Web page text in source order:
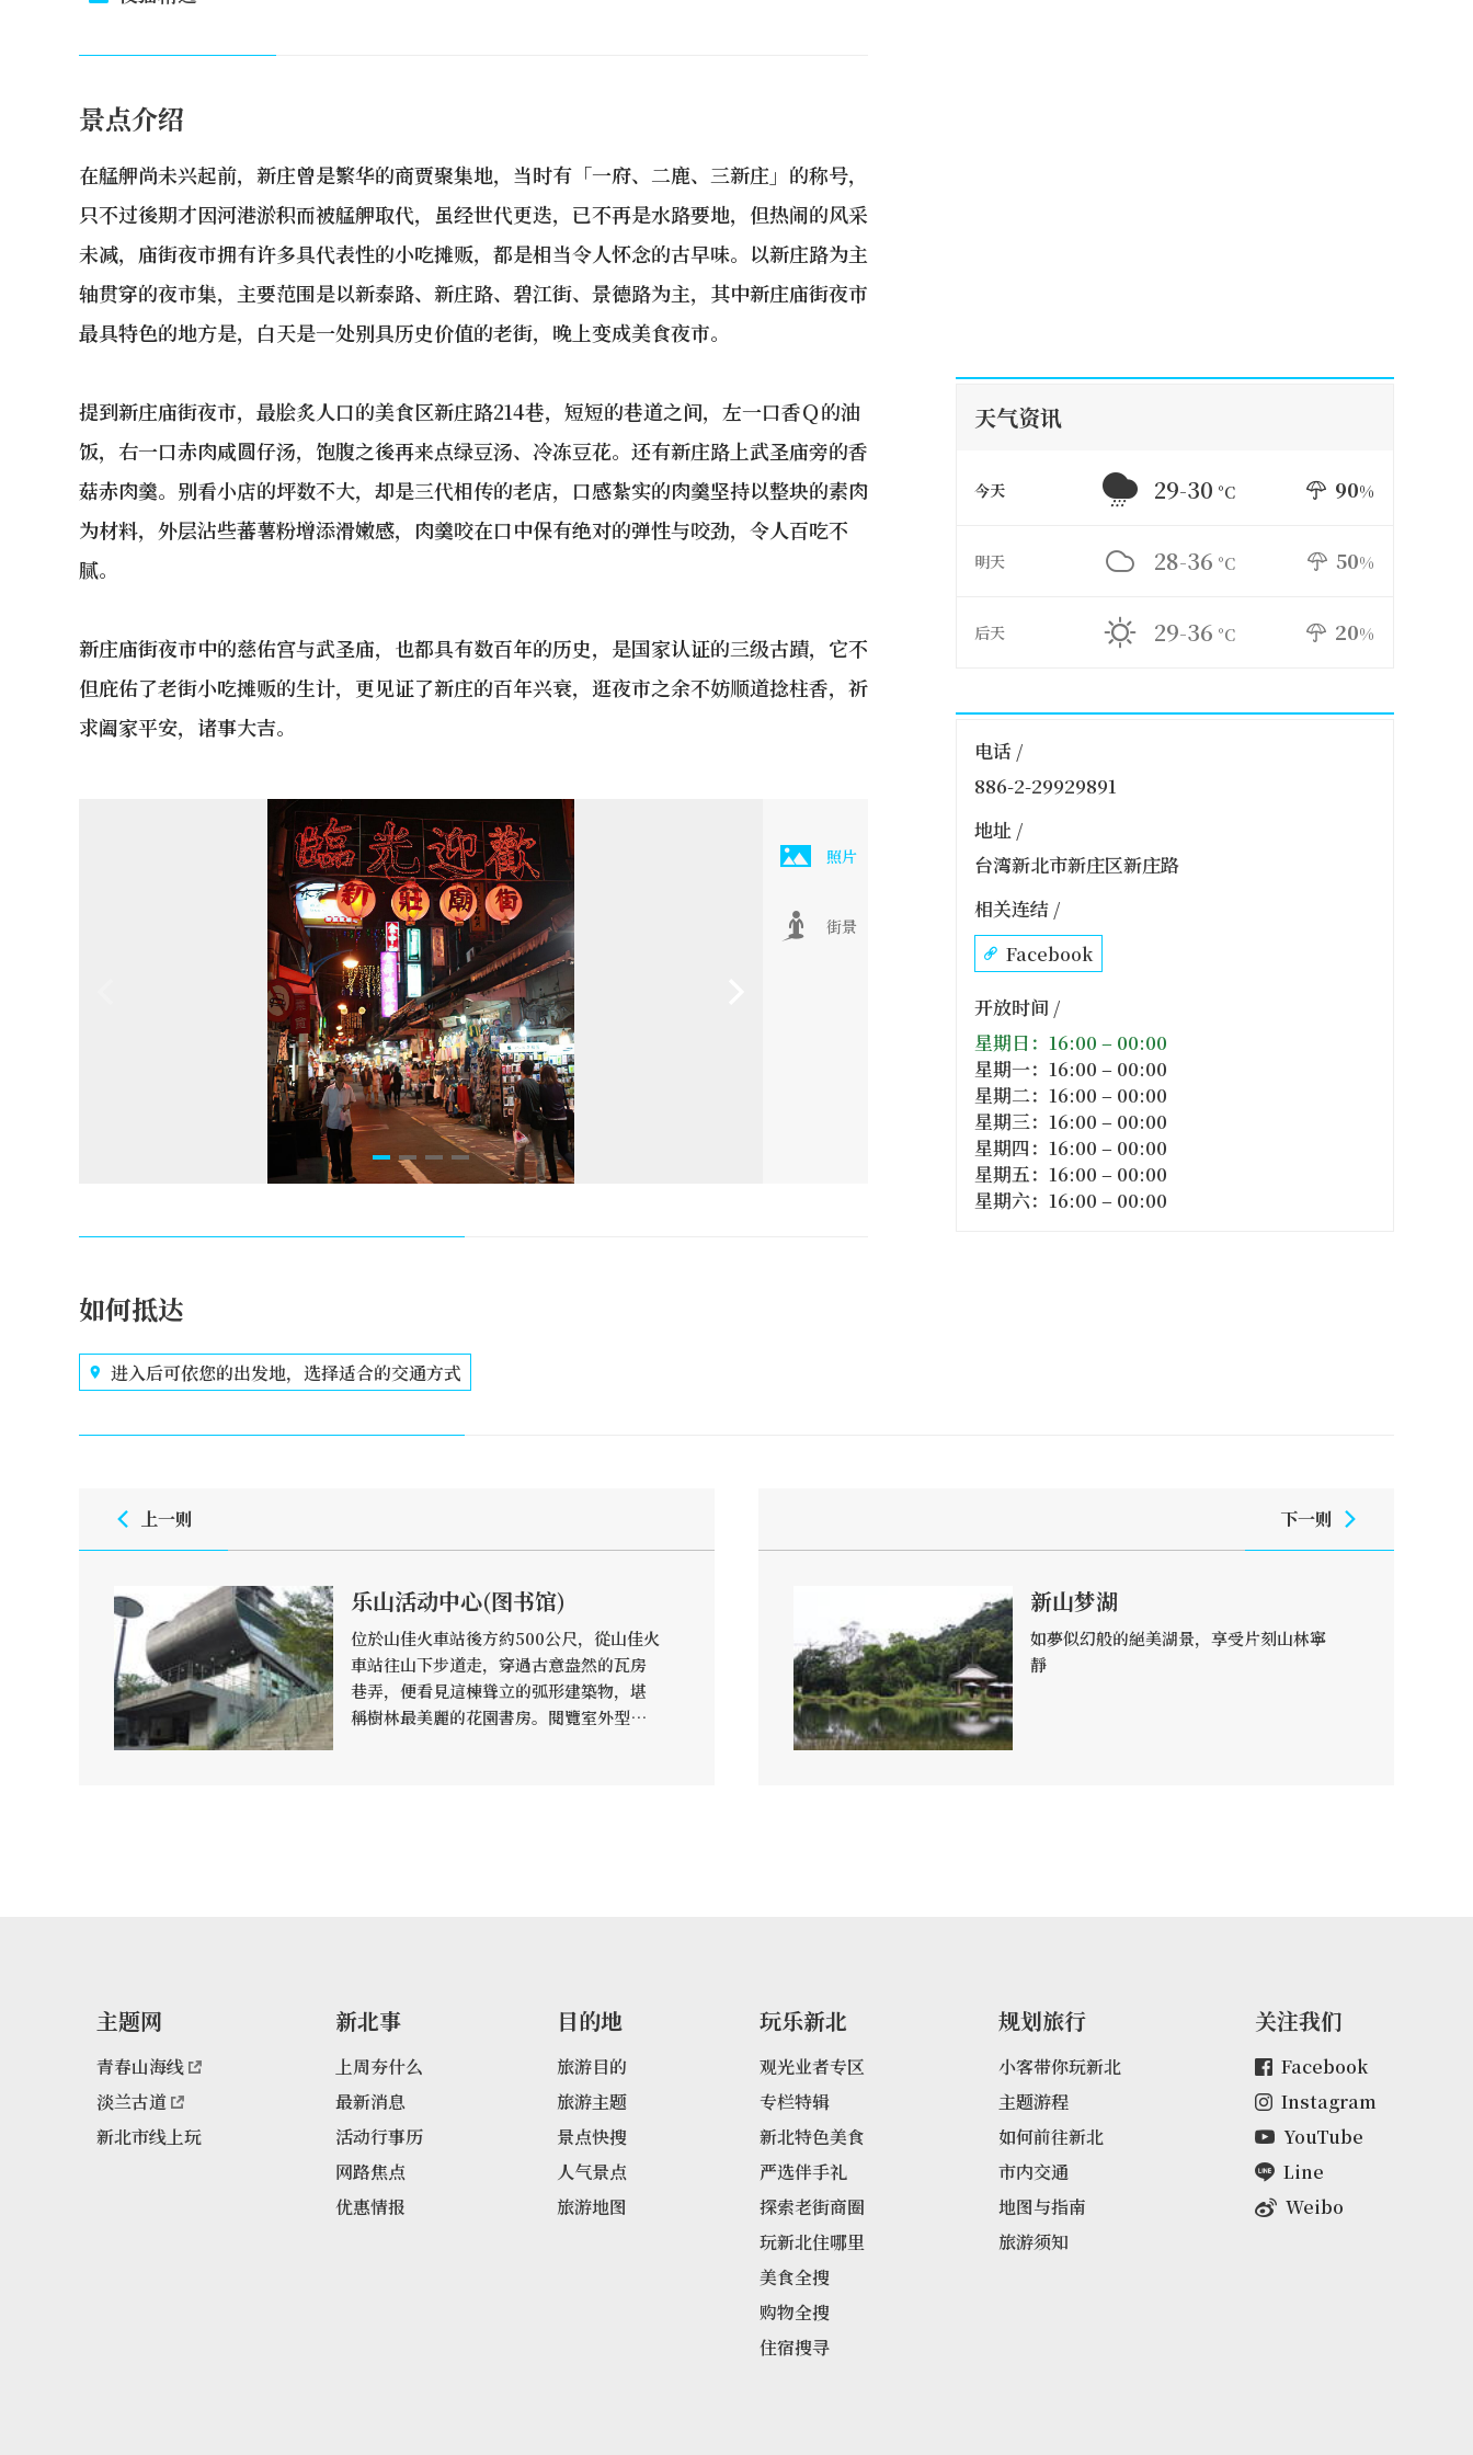
景点介绍
在艋舺尚未兴起前，新庄曾是繁华的商贾聚集地，当时有「一府、二鹿、三新庄」的称号，
只不过後期才因河港淤积而被艋舺取代，虽经世代更迭，已不再是水路要地，但热闹的风采
未减，庙街夜市拥有许多具代表性的小吃摊贩，都是相当令人怀念的古早味。以新庄路为主
轴贯穿的夜市集，主要范围是以新泰路、新庄路、碧江街、景德路为主，其中新庄庙街夜市
最具特色的地方是，白天是一处别具历史价值的老街，晚上变成美食夜市。
提到新庄庙街夜市，最脍炙人口的美食区新庄路214巷，短短的巷道之间，左一口香Ｑ的油
饭，右一口赤肉咸圆仔汤，饱腹之後再来点绿豆汤、冷冻豆花。还有新庄路上武圣庙旁的香
菇赤肉羹。别看小店的坪数不大，却是三代相传的老店，口感紮实的肉羹坚持以整块的素肉
为材料，外层沾些蕃薯粉增添滑嫩感，肉羹咬在口中保有绝对的弹性与咬劲，令人百吃不
腻。
新庄庙街夜市中的慈佑宫与武圣庙，也都具有数百年的历史，是国家认证的三级古蹟，它不
但庇佑了老街小吃摊贩的生计，更见证了新庄的百年兴衰，逛夜市之余不妨顺道捻柱香，祈
求阖家平安，诸事大吉。
照片
街景
如何抵达
进入后可依您的出发地，选择适合的交通方式
天气资讯
今天 29-30 °C 90%
明天 28-36 °C 50%
后天 29-36 °C 20%
电话 /
886-2-29929891
地址 /
台湾新北市新庄区新庄路
相关连结 /
Facebook
开放时间 /
星期日：16:00 – 00:00
星期一：16:00 – 00:00
星期二：16:00 – 00:00
星期三：16:00 – 00:00
星期四：16:00 – 00:00
星期五：16:00 – 00:00
星期六：16:00 – 00:00
上一则
乐山活动中心(图书馆)
位於山佳火車站後方約500公尺，從山佳火
車站往山下步道走，穿過古意盎然的瓦房
巷弄，便看見這棟聳立的弧形建築物，堪
稱樹林最美麗的花園書房。閱覽室外型
下一则
新山梦湖
如夢似幻般的絕美湖景，享受片刻山林寧
靜
主题网
青春山海线
淡兰古道
新北市线上玩
新北事
上周夯什么
最新消息
活动行事历
网路焦点
优惠情报
目的地
旅游目的
旅游主题
景点快搜
人气景点
旅游地图
玩乐新北
观光业者专区
专栏特辑
新北特色美食
严选伴手礼
探索老街商圈
玩新北住哪里
美食全搜
购物全搜
住宿搜寻
规划旅行
小客带你玩新北
主题游程
如何前往新北
市内交通
地图与指南
旅游须知
关注我们
Facebook
Instagram
YouTube
Line
Weibo